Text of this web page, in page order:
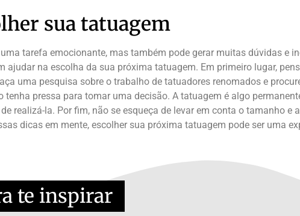
sua tatuagem
tarefa emocionante, mas também pode gerar muitas dúvidas e
ajudar na escolha da sua próxima tatuagem. Em primeiro lugar,
uma pesquisa sobre o trabalho de tatuadores renomados e
tenha pressa para tomar uma decisão. A tatuagem é algo
realizá-la. Por fim, não se esqueça de levar em conta o tamanho e
dicas em mente, escolher sua próxima tatuagem pode ser uma
te inspirar